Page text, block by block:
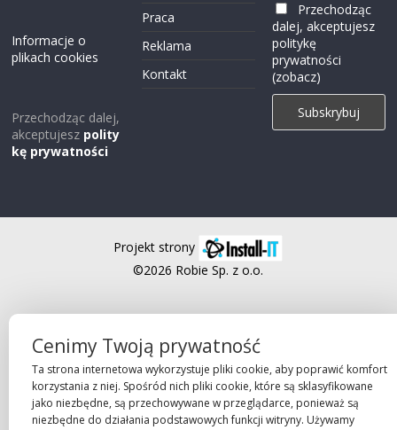
Informacje o
plikach cookies
Przechodząc dalej,
akceptujesz polity
kę prywatności
Praca
Reklama
Kontakt
Przechodząc
dalej, akceptujesz
politykę
prywatności
(zobacz)
Projekt strony
©2026 Robie Sp. z o.o.
Cenimy Twoją prywatność
Ta strona internetowa wykorzystuje pliki cookie, aby poprawić komfort
korzystania z niej. Spośród nich pliki cookie, które są sklasyfikowane
jako niezbędne, są przechowywane w przeglądarce, ponieważ są
niezbędne do działania podstawowych funkcji witryny. Używamy